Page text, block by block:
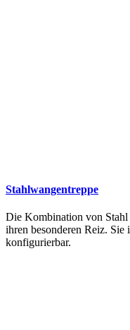
Stahlwangentreppe
Die Kombination von Stahl
ihren besonderen Reiz. Sie
konfigurierbar.